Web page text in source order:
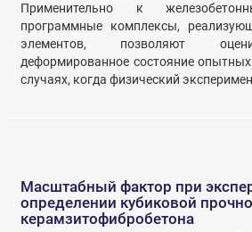
Применительно к
программные комплексы,
элементов, позволяют
деформированное состояние
случаях, когда физический
Масштабный фактор при
определении кубиковой
керамзитофибробетона